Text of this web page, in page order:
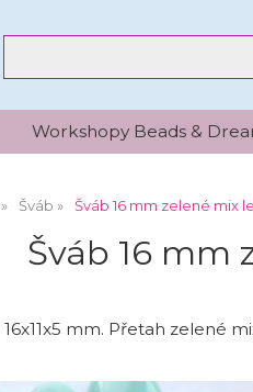
Workshopy Beads &
Šváb Šváb 16 mm zelené mix
Šváb 16 mm
mm. Přetah zelené